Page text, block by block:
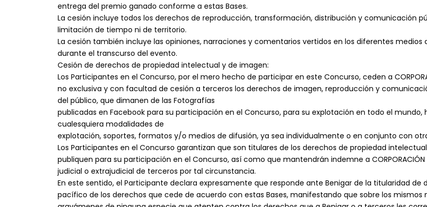
entrega del premio ganado conforme a estas Bases.
La cesión incluye todos los derechos de reproducción, transformación, distribución y comunicación
limitación de tiempo ni de territorio.
La cesión también incluye las opiniones, narraciones y comentarios vertidos en los diferentes
durante el transcurso del evento.
Cesión de derechos de propiedad intelectual y de imagen:
Los Participantes en el Concurso, por el mero hecho de participar en este Concurso, ceden a
no exclusiva y con facultad de cesión a terceros los derechos de imagen, reproducción y
del público, que dimanen de las Fotografías
publicadas en Facebook para su participación en el Concurso, para su explotación en todo el
cualesquiera modalidades de
explotación, soportes, formatos y/o medios de difusión, ya sea individualmente o en conjunto con
Los Participantes en el Concurso garantizan que son titulares de los derechos de propiedad
publiquen para su participación en el Concurso, así como que mantendrán indemne a CORPORACIÓN
judicial o extrajudicial de terceros por tal circunstancia.
En este sentido, el Participante declara expresamente que responde ante Benigar de la titularidad
pacífico de los derechos que cede de acuerdo con estas Bases, manifestando que sobre los